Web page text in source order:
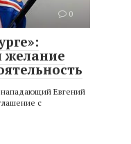
0
нападающий Евгений
с